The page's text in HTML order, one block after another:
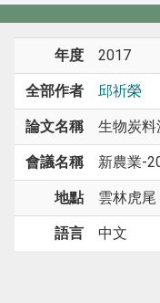
年度 2017
全部作者 邱祈榮
論文名稱 生物炭
會議名稱 新農業-
地點 雲林虎尾
語言 中文